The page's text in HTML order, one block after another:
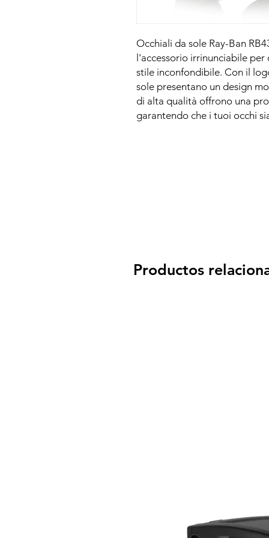
Occhiali da sole Ray-Ban
l'accessorio irrinunciabile per
stile inconfondibile. Con il
sole presentano un design
di alta qualità offrono una
garantendo che i tuoi occhi
Productos